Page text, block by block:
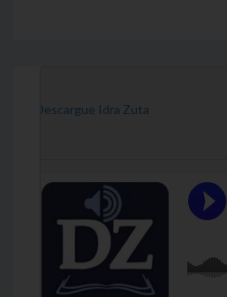
[Descargue Idra Zuta